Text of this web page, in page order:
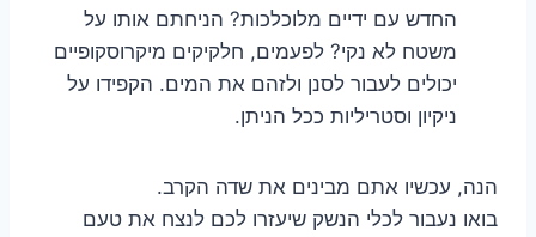
החדש עם ידיים מלוכלכות? הניחתם אותו על
משטח לא נקי? לפעמים, חלקיקים מיקרוסקופיים
יכולים לעבור לסנן ולזהם את המים. הקפידו על
ניקיון וסטריליות ככל הניתן.
הנה, עכשיו אתם מבינים את שדה הקרב.
בואו נעבור לכלי הנשק שיעזרו לכם לנצח את טעם